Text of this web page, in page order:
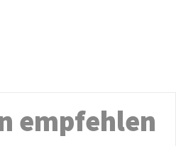
empfehlen